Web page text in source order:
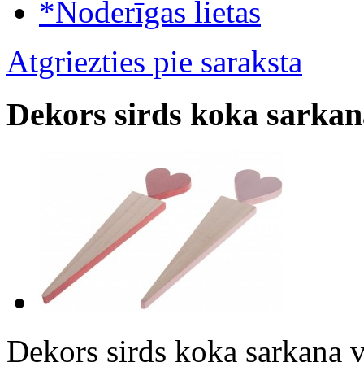
*Noderīgas lietas
Atgriezties pie saraksta
Dekors sirds koka
Dekors sirds koka sarkana